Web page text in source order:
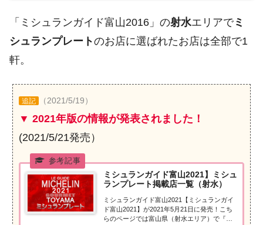
「ミシュランガイド富山2016」の射水エリアでミ
シュランプレートのお店に選ばれたお店は全部で1
軒。
追記 （2021/5/19）
▼ 2021年版の情報が発表されました！
(2021/5/21発売）
ミシュランガイド富山2021】ミシュ
ランプレート掲載店一覧（射水）
ミシュランガイド富山2021【ミシュランガイ
ド富山2021】が2021年5月21日に発売！こち
らのページでは富山県（射水エリア）で『ミ